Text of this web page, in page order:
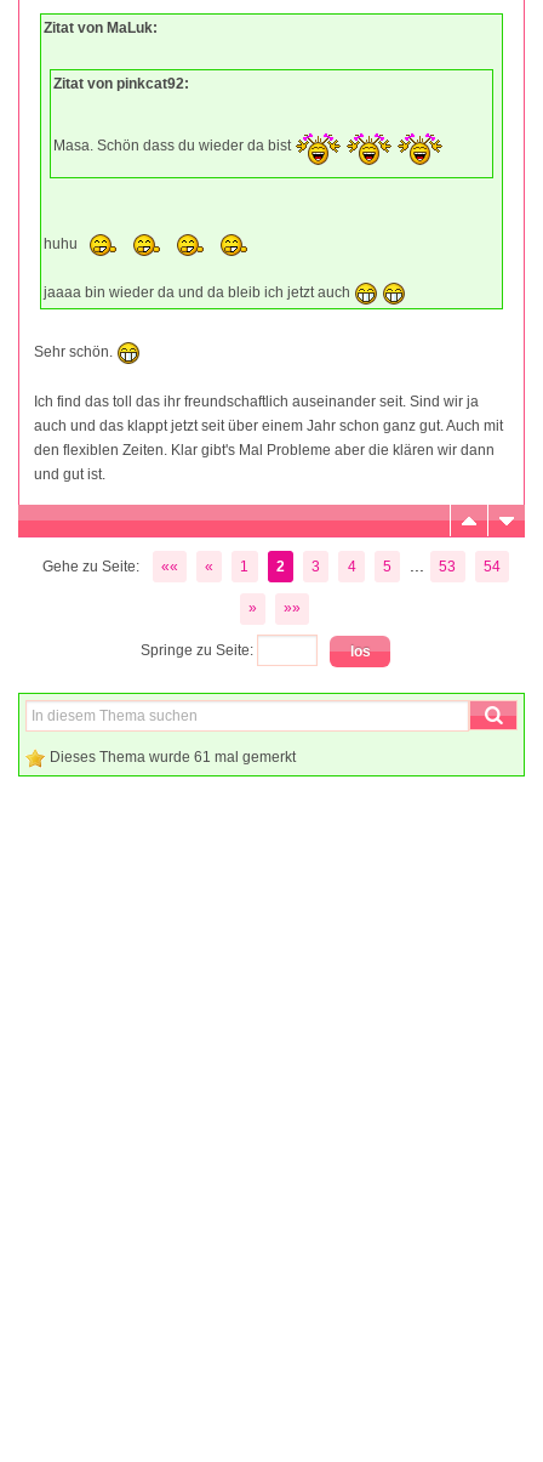
Zitat von MaLuk:
Zitat von pinkcat92:
Masa. Schön dass du wieder da bist
huhu
jaaaa bin wieder da und da bleib ich jetzt auch
Sehr schön.
Ich find das toll das ihr freundschaftlich auseinander seit. Sind wir ja
auch und das klappt jetzt seit über einem Jahr schon ganz gut. Auch mit
den flexiblen Zeiten. Klar gibt's Mal Probleme aber die klären wir dann
und gut ist.
Gehe zu Seite: «« « 1 2 3 4 5 53 54
» »»
Springe zu Seite:
Dieses Thema wurde 61 mal gemerkt